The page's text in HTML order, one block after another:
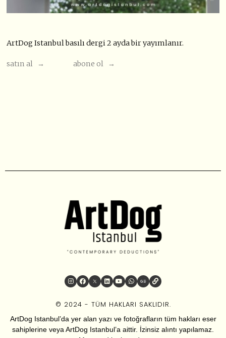
ArtDog Istanbul basılı dergi 2 ayda bir yayımlanır.
satın al → abone ol →
© 2024 - TÜM HAKLARI SAKLIDIR.
ArtDog Istanbul’da yer alan yazı ve fotoğrafların tüm hakları eser
sahiplerine veya ArtDog Istanbul’a aittir. İzinsiz alıntı yapılamaz.